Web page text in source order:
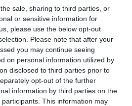
sale, sharing to third parties, or
or sensitive information for
please use the below opt-out
Please note that after your
you may continue seeing
on personal information utilized by
disclosed to third parties prior to
opt-out of the further
information by third parties on the
participants. This information may
στο υπό διαβούλευση σχέδιο
δημοτικά τέλη. Α.
την αύξηση που επέρχεται
καλούνται οι επιχειρήσεις
περιοχών να καταβάλουν μέσω
Τέλους Τοπικής Ανάπτυξης
σχεδίου νόμου).